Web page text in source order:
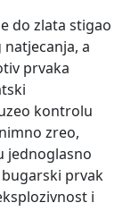
do zlata stigao
a
prvaka
kontrolu
zreo,
jednoglasno
prvak
i